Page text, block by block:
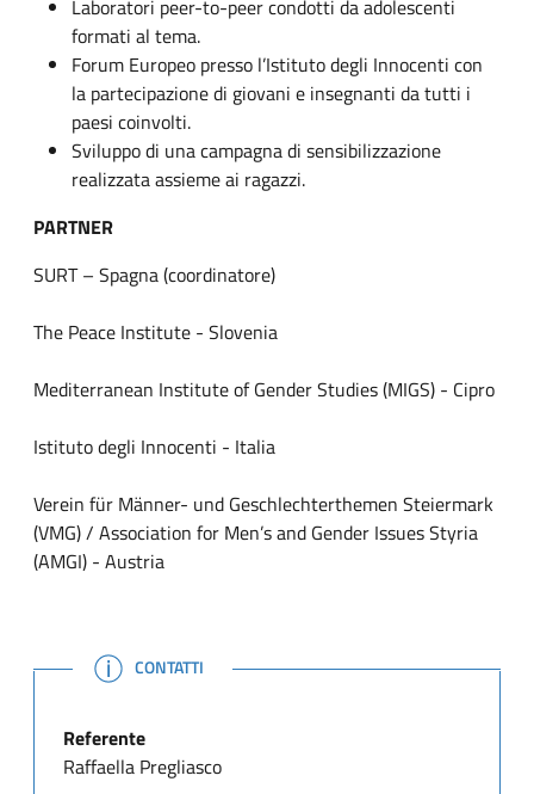
Laboratori peer-to-peer condotti da adolescenti
formati al tema.
Forum Europeo presso l’Istituto degli Innocenti con
la partecipazione di giovani e insegnanti da tutti i
paesi coinvolti.
Sviluppo di una campagna di sensibilizzazione
realizzata assieme ai ragazzi.
PARTNER
SURT – Spagna (coordinatore)
The Peace Institute - Slovenia
Mediterranean Institute of Gender Studies (MIGS) - Cipro
Istituto degli Innocenti - Italia
Verein für Männer- und Geschlechterthemen Steiermark
(VMG) / Association for Men’s and Gender Issues Styria
(AMGI) - Austria
NOTE
CONTATTI
Referente
Raffaella Pregliasco